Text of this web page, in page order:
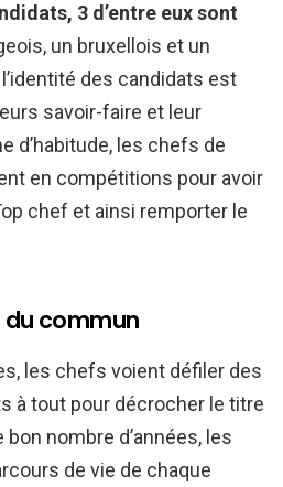
3 d’entre eux sont
un bruxellois et un
des candidats est
savoir-faire et leur
d’habitude, les chefs de
en compétitions pour avoir
chef et ainsi remporter le
du commun
les chefs voient défiler des
à tout pour décrocher le titre
nombre d’années, les
de vie de chaque